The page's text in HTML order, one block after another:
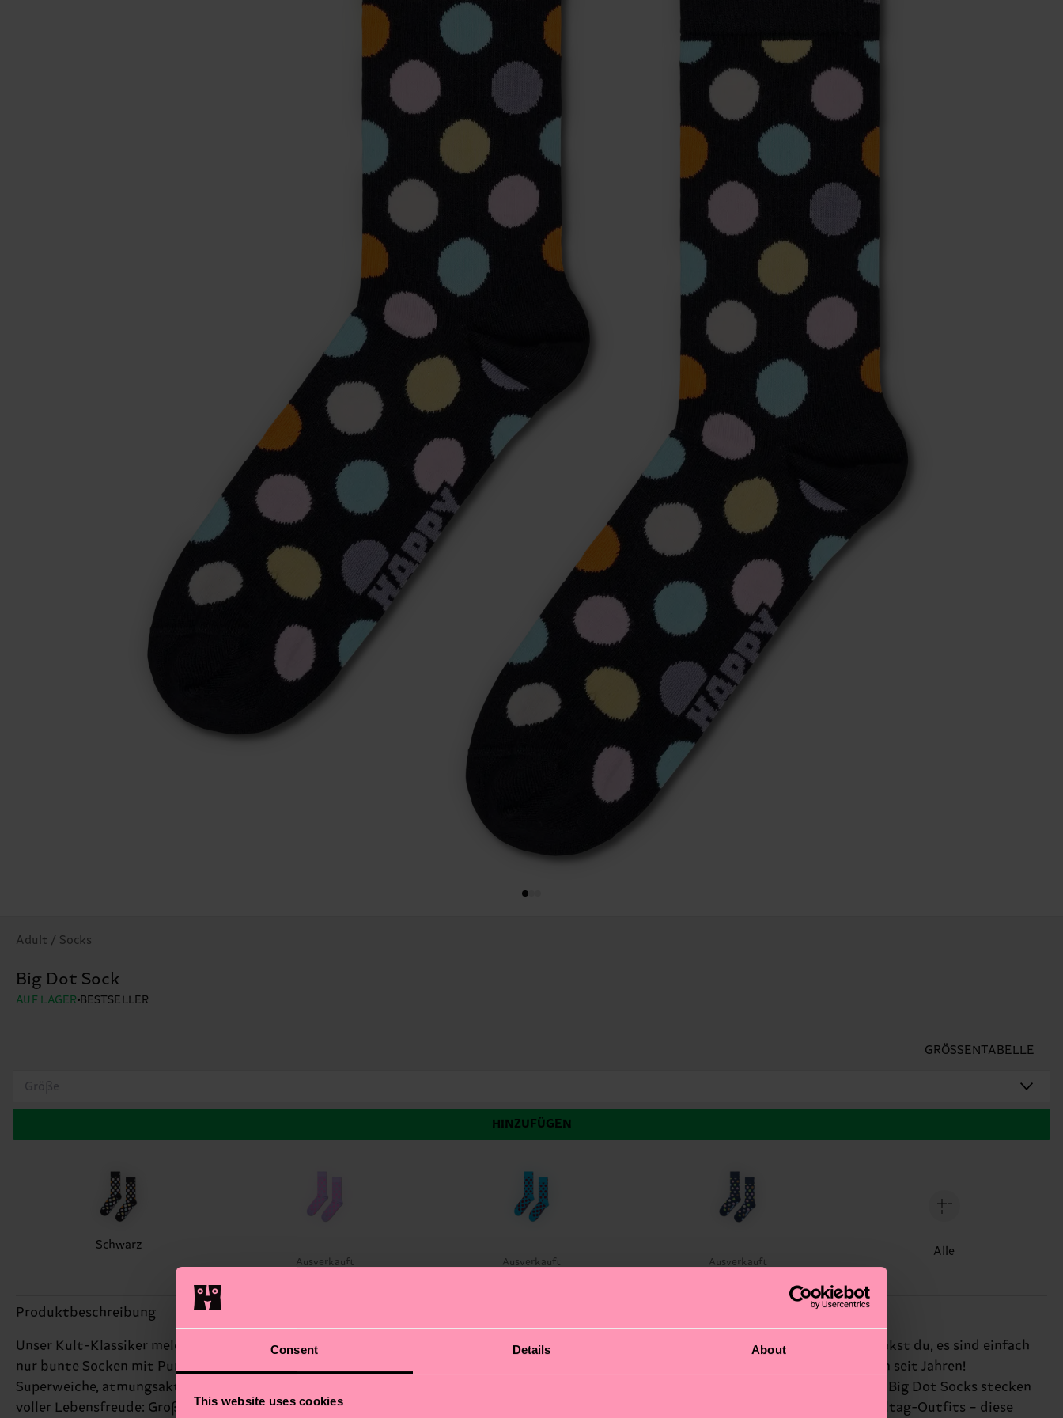
Consent Details About
This website uses cookies
Adult / Socks
Big Dot Sock
AUF LAGER BESTSELLER
GRÖSSENTABELLE
Größe
HINZUFÜGEN
Schwarz
Ausverkauft Ausverkauft Ausverkauft
Alle
Produktbeschreibung
Unser Kult-Klassiker meldet sich zurück – diesmal in frischen Saisonfarben, die deinem Look sofort einen Gute-Laune-Kick verleihen. Denkst du, es sind einfach
nur bunte Socken mit Punkten? Dann schau mal genauer hin: Millionen Happy Socks Fans weltweit feiern die legendären Polka Dots schon seit Jahren!
Superweiche, atmungsaktive Bio-Baumwolle schmiegt sich an deine Füße. Und das Beste? Big Dot gibt’s sogar im Mini-Me-Style für Kids! Big Dot Socks stecken
voller Lebensfreude: Große, freche Punkte, jede Menge Farbe und richtig viel Spaß! Ob beim Statement-Look oder zum Aufpeppen von Alltag-Outfits – diese